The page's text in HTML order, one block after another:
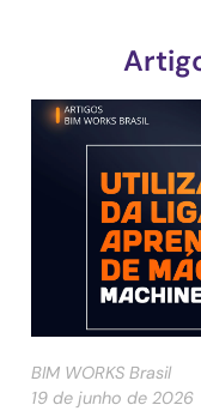
BIM WORKS Brasil
19 de junho de 2026